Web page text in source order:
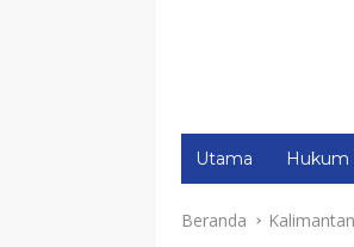
Utama Hukum
Beranda